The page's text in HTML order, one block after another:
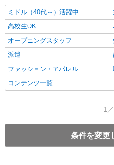
ミドル（40代～）活躍中
高校生OK
オープニングスタッフ
派遣
ファッション・アパレル
コンテンツ一覧
1
条件を変更